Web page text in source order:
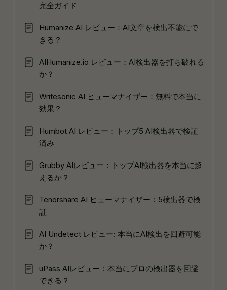
完全ガイド
Humanize AI レビュー：AI文章を検出不能にで
きる？
AIHumanize.io レビュー：AI検出器を打ち破れる
か？
Writesonic AI ヒューマナイザー：無料で本当に
効果？
Humbot AI レビュー：トップ5 AI検出器で検証
済み
Grubby AIレビュー：トップAI検出器を本当に超
えるか？
Tenorshare AI ヒューマナイザー：5検出器で検
証
AI Undetect レビュー: 本当にAI検出を回避可能
か？
uPass AIレビュー：本当にプロの検出器を回避
できる？